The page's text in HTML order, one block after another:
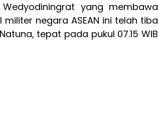
yang membawa
negara ASEAN ini telah tiba
tepat pada pukul 07.15 WIB